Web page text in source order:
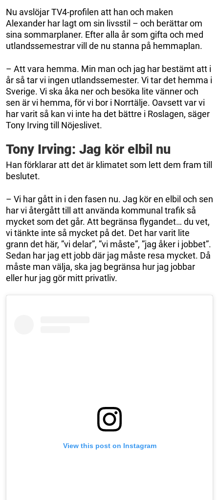
Nu avslöjar TV4-profilen att han och maken
Alexander har lagt om sin livsstil – och berättar om
sina sommarplaner. Efter alla år som gifta och med
utlandssemestrar vill de nu stanna på hemmaplan.
– Att vara hemma. Min man och jag har bestämt att i
år så tar vi ingen utlandssemester. Vi tar det hemma i
Sverige. Vi ska åka ner och besöka lite vänner och
sen är vi hemma, för vi bor i Norrtälje. Oavsett var vi
har varit så kan vi inte ha det bättre i Roslagen, säger
Tony Irving till Nöjeslivet.
Tony Irving: Jag kör elbil nu
Han förklarar att det är klimatet som lett dem fram till
beslutet.
– Vi har gått in i den fasen nu. Jag kör en elbil och sen
har vi återgått till att använda kommunal trafik så
mycket som det går. Att begränsa flygandet… du vet,
vi tänkte inte så mycket på det. Det har varit lite
grann det här, ”vi delar”, ”vi måste”, ”jag åker i jobbet”.
Sedan har jag ett jobb där jag måste resa mycket. Då
måste man välja, ska jag begränsa hur jag jobbar
eller hur jag gör mitt privatliv.
View this post on Instagram